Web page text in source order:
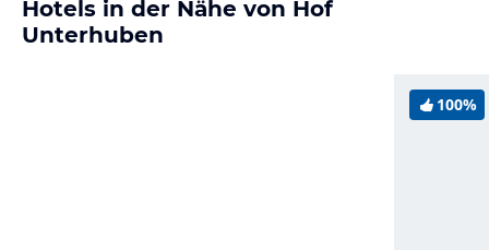
Hotels in der Nähe von Hof
Unterhuben
100%